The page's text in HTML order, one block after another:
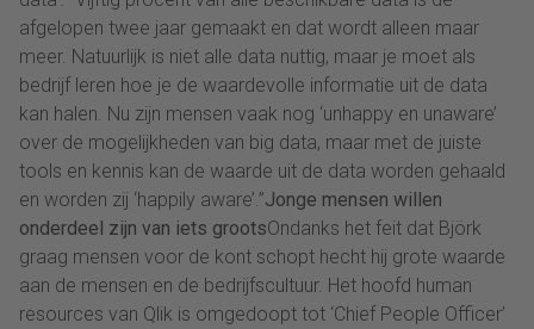
afgelopen twee jaar gemaakt en dat wordt alleen maar
meer. Natuurlijk is niet alle data nuttig, maar je moet als
bedrijf leren hoe je de waardevolle informatie uit de data
kan halen. Nu zijn mensen vaak nog ‘unhappy en unaware’
over de mogelijkheden van big data, maar met de juiste
tools en kennis kan de waarde uit de data worden gehaald
en worden zij ‘happily aware’.”Jonge mensen willen
onderdeel zijn van iets grootsOndanks het feit dat Björk
graag mensen voor de kont schopt hecht hij grote waarde
aan de mensen en de bedrijfscultuur. Het hoofd human
resources van Qlik is omgedoopt tot ‘Chief People Officer’